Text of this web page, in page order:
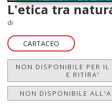
L'etica tra
di
CARTACEO
NON DISPONIBILE PER IL
E RITIRA'
NON DISPONIBILE